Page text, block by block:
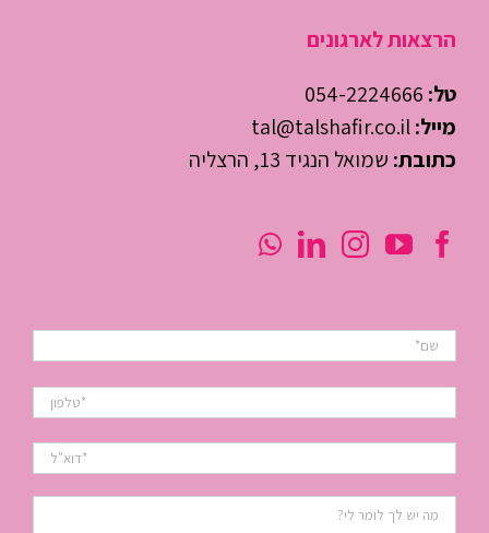
הרצאות לארגונים
טל: 054-2224666
מייל:tal@talshafir.co.il
כתובת: שמואל הנגיד 13, הרצליה